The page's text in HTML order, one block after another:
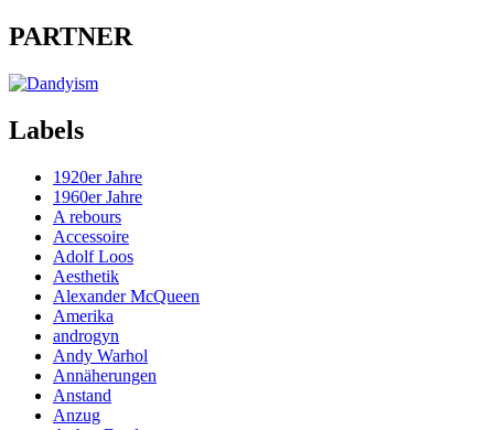
PARTNER
Labels
1920er Jahre
1960er Jahre
A rebours
Accessoire
Adolf Loos
Aesthetik
Alexander McQueen
Amerika
androgyn
Andy Warhol
Annäherungen
Anstand
Anzug